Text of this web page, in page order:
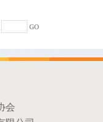
GO
会